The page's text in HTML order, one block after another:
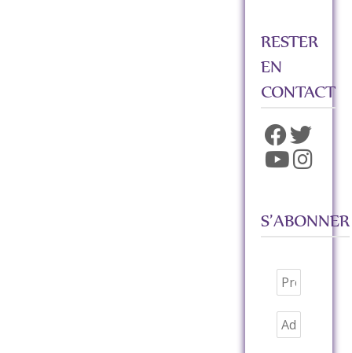
RESTER
EN
CONTACT
S’ABONNER